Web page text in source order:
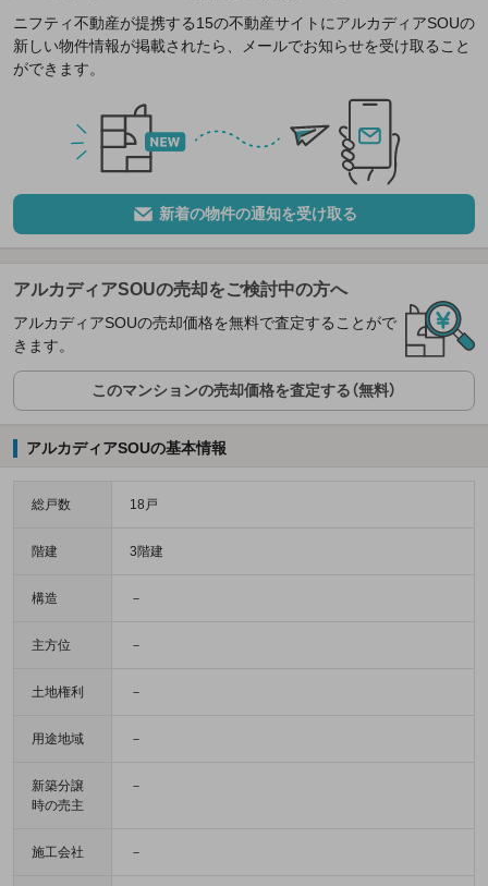
ニフティ不動産が提携する15の不動産サイトにアルカディアSOUの
新しい物件情報が掲載されたら、メールでお知らせを受け取ること
ができます。
新着の物件の通知を受け取る
アルカディアSOUの売却をご検討中の方へ
アルカディアSOUの売却価格を無料で査定することがで
きます。
このマンションの売却価格を査定する（無料）
アルカディアSOUの基本情報
総戸数 18戸
階建 3階建
構造 －
主方位 －
土地権利 －
用途地域 －
新築分譲
時の売主
－
施工会社 －